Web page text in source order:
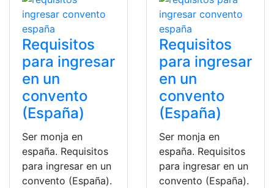
Requisitos
para ingresar
en un
convento
(España)
Ser monja en
españa. Requisitos
para ingresar en un
convento (España).
Requisitos
para ingresar
en un
convento
(España)
Ser monja en
españa. Requisitos
para ingresar en un
convento (España).